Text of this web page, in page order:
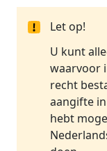
Let op!
U kunt
waarvoor
recht
aangifte
hebt